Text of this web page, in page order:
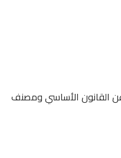
عن القانون الأساسي ومصنف